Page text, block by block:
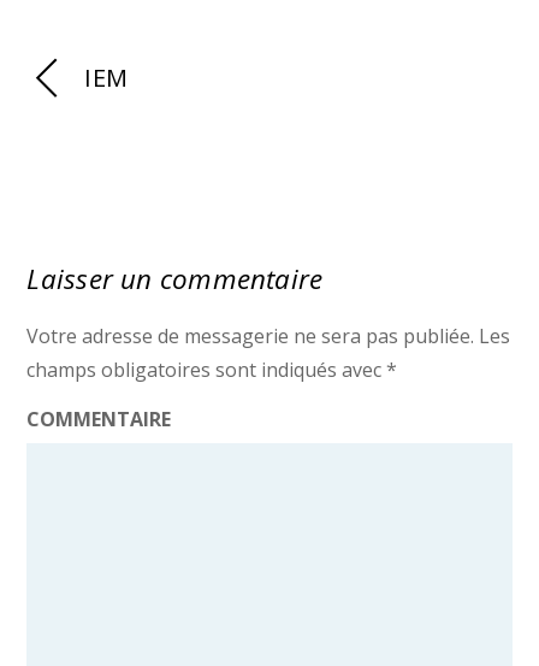
IEM
Laisser un commentaire
Votre adresse de messagerie ne sera pas publiée. Les
champs obligatoires sont indiqués avec*
COMMENTAIRE